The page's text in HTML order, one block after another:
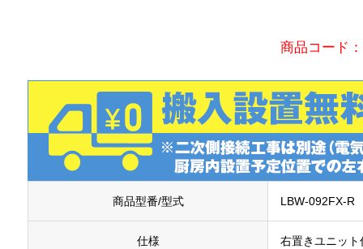
商品コード
商品型番/型式 LBW-092FX-R
仕様 右置きユニット